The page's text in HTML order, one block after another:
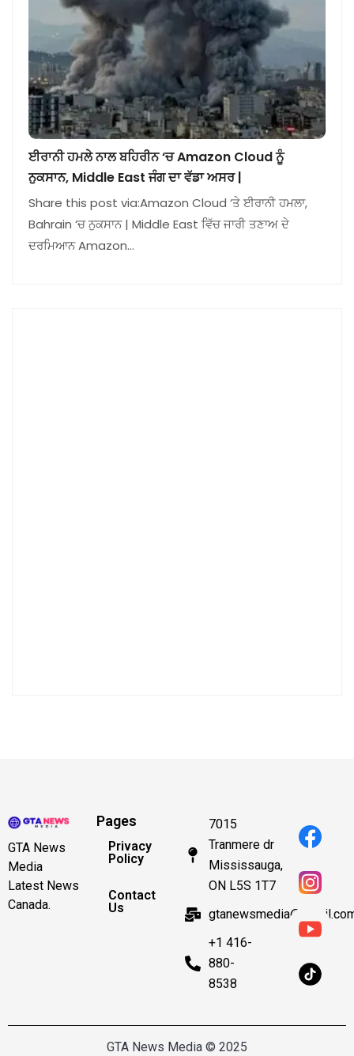
ਈਰਾਨੀ ਹਮਲੇ ਨਾਲ ਬਹਿਰੀਨ ‘ਚ Amazon Cloud ਨੂੰ
ਨੁਕਸਾਨ, Middle East ਜੰਗ ਦਾ ਵੱਡਾ ਅਸਰ |
Share this post via:Amazon Cloud ‘ਤੇ ਈਰਾਨੀ ਹਮਲਾ,
Bahrain ‘ਚ ਨੁਕਸਾਨ | Middle East ਵਿੱਚ ਜਾਰੀ ਤਣਾਅ ਦੇ
ਦਰਮਿਆਨ Amazon…
GTA News
Media
Latest News
Canada.
Pages
Privacy
Policy
Contact
Us
7015
Tranmere dr
Mississauga,
ON L5S 1T7
+1 416-
880-
8538
GTA News Media © 2025